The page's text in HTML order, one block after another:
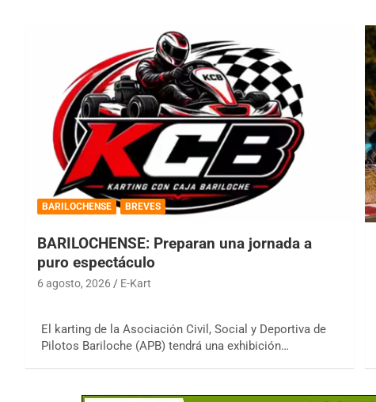
BARILOCHENSE BREVES
BARILOCHENSE: Preparan una jornada a
puro espectáculo
6 agosto, 2026 E-Kart
El karting de la Asociación Civil, Social y Deportiva de
Pilotos Bariloche (APB) tendrá una exhibición…